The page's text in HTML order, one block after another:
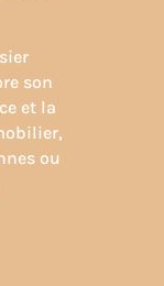
son
et la
ou